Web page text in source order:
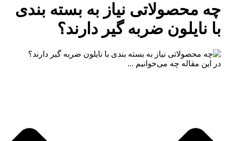
چه محصولاتی نیاز به بسته‌ بندی
با نایلون ضربه گیر دارند؟
در این مقاله چه می‌خوانیم ...